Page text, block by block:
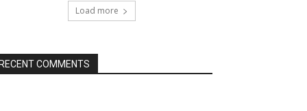
Load more
COMMENTS